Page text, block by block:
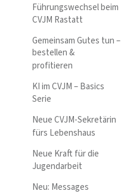
Führungswechsel beim
CVJM Rastatt
Gemeinsam Gutes tun –
bestellen &
profitieren
KI im CVJM – Basics
Serie
Neue CVJM-Sekretärin
fürs Lebenshaus
Neue Kraft für die
Jugendarbeit
Neu: Messages